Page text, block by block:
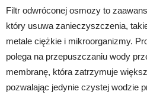
Filtr odwróconej osmozy to
który usuwa zanieczyszczenia,
metale ciężkie i mikroorganizmy.
polega na przepuszczaniu wody
membranę, która zatrzymuje
pozwalając jedynie czystej wodzie